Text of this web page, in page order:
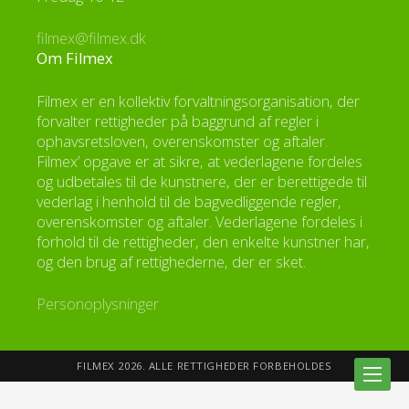
filmex@filmex.dk
Om Filmex
Filmex er en kollektiv forvaltningsorganisation, der
forvalter rettigheder på baggrund af regler i
ophavsretsloven, overenskomster og aftaler.
Filmex’ opgave er at sikre, at vederlagene fordeles
og udbetales til de kunstnere, der er berettigede til
vederlag i henhold til de bagvedliggende regler,
overenskomster og aftaler. Vederlagene fordeles i
forhold til de rettigheder, den enkelte kunstner har,
og den brug af rettighederne, der er sket.
Personoplysninger
FILMEX 2026. ALLE RETTIGHEDER FORBEHOLDES